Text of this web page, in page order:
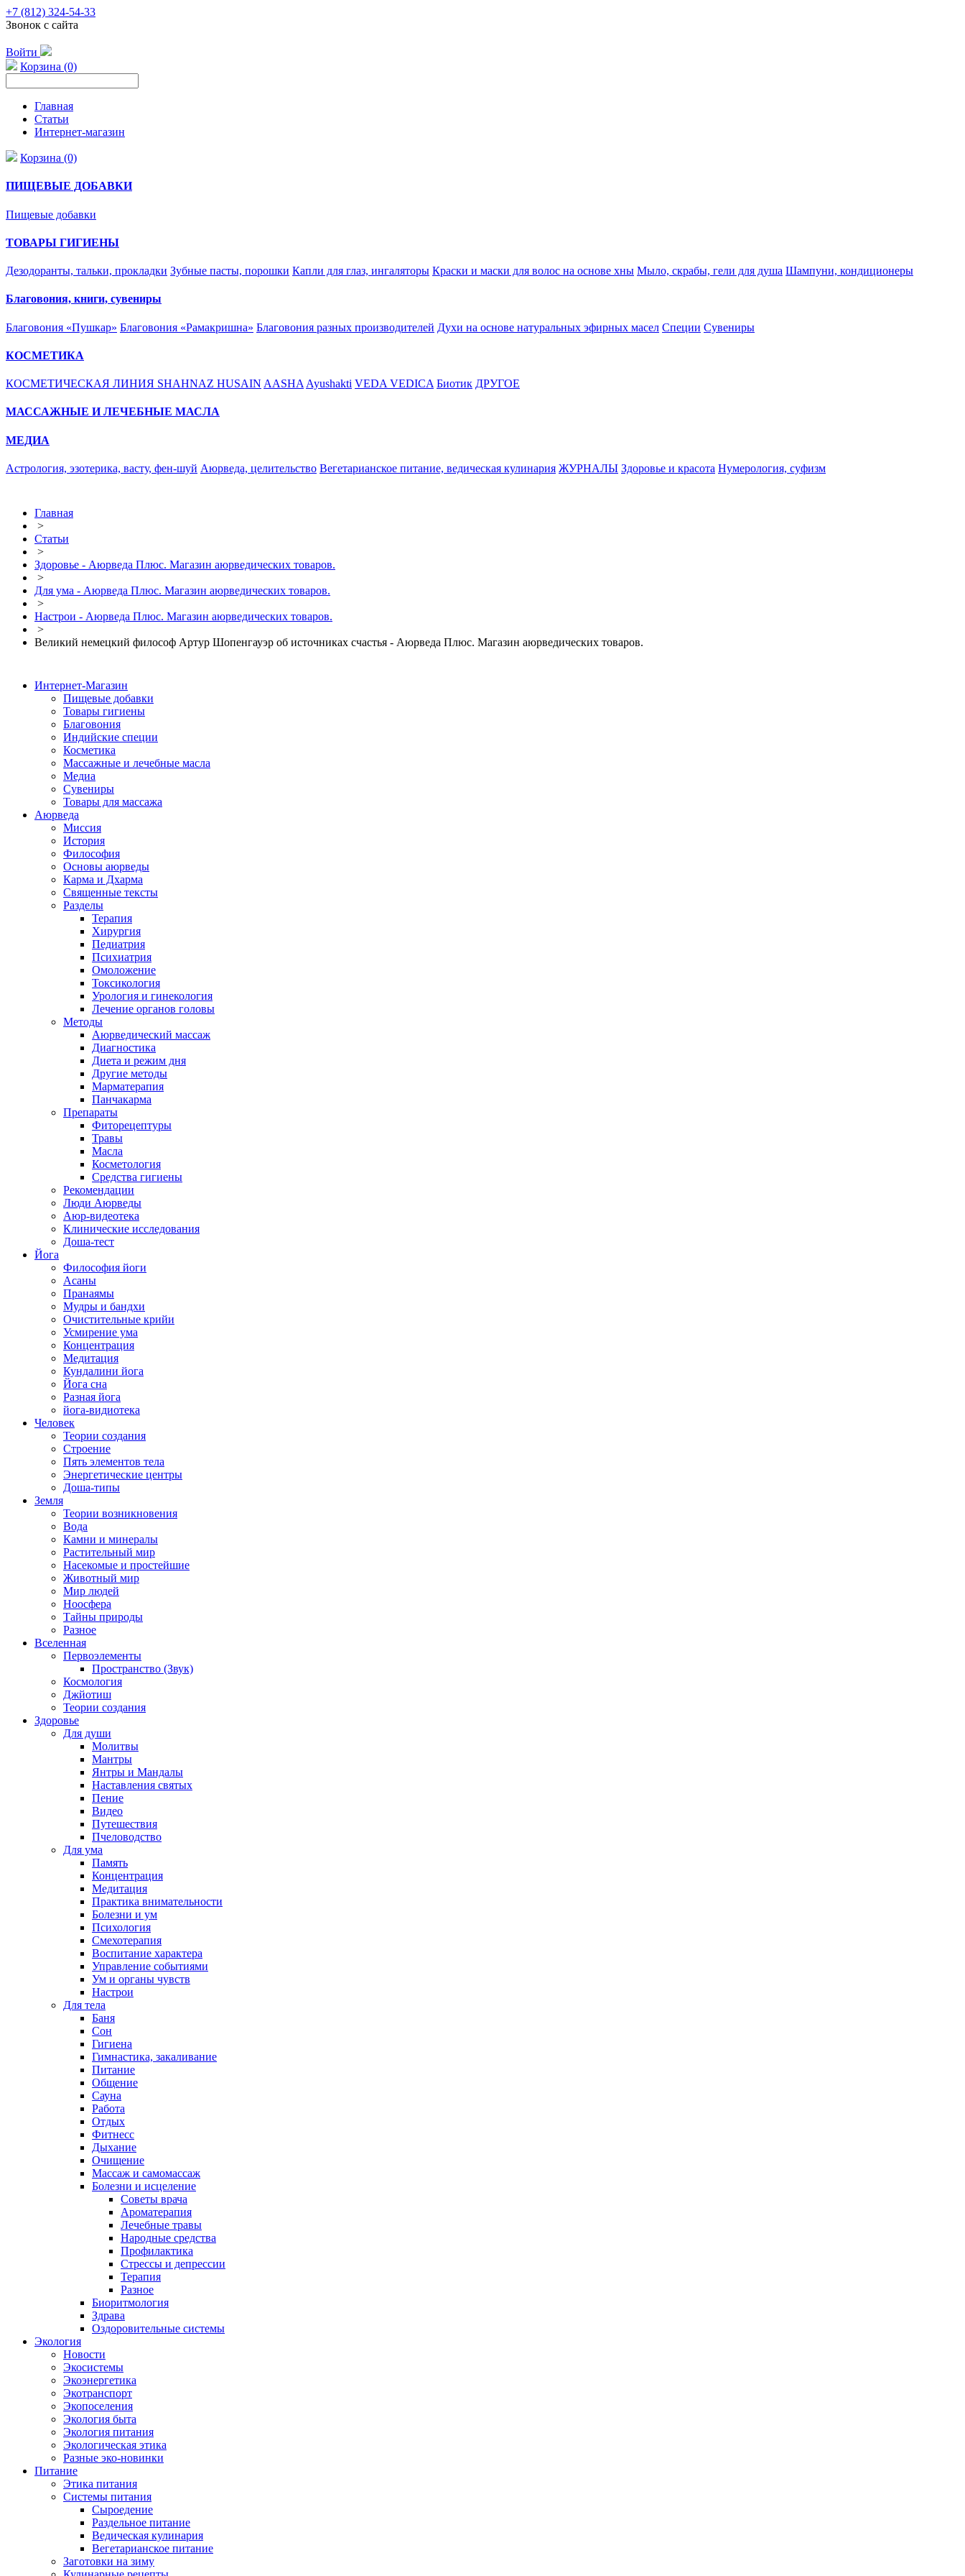
+7 (812) 324-54-33
Звонок с сайта
Войти
Корзина (0)
Главная
Статьи
Интернет-магазин
Корзина (0)
ПИЩЕВЫЕ ДОБАВКИ
Пищевые добавки
ТОВАРЫ ГИГИЕНЫ
Дезодоранты, тальки, прокладки Зубные пасты, порошки Капли для глаз, ингаляторы Краски и маски для волос на основе хны Мыло, скрабы, гели для душа Шампуни, кондиционеры
Благовония, книги, сувениры
Благовония «Пушкар» Благовония «Рамакришна» Благовония разных производителей Духи на основе натуральных эфирных масел Специи Сувениры
КОСМЕТИКА
КОСМЕТИЧЕСКАЯ ЛИНИЯ SHAHNAZ HUSAIN AASHA Ayushakti VEDA VEDICA Биотик ДРУГОЕ
МАССАЖНЫЕ И ЛЕЧЕБНЫЕ МАСЛА
МЕДИА
Астрология, эзотерика, васту, фен-шуй Аюрведа, целительство Вегетарианское питание, ведическая кулинария ЖУРНАЛЫ Здоровье и красота Нумерология, суфизм
Главная
>
Статьи
>
Здоровье - Аюрведа Плюс. Магазин аюрведических товаров.
>
Для ума - Аюрведа Плюс. Магазин аюрведических товаров.
>
Настрои - Аюрведа Плюс. Магазин аюрведических товаров.
>
Великий немецкий философ Артур Шопенгауэр об источниках счастья - Аюрведа Плюс. Магазин аюрведических товаров.
Интернет-Магазин
Пищевые добавки
Товары гигиены
Благовония
Индийские специи
Косметика
Массажные и лечебные масла
Медиа
Сувениры
Товары для массажа
Аюрведа
Миссия
История
Философия
Основы аюрведы
Карма и Дхарма
Священные тексты
Разделы
Терапия
Хирургия
Педиатрия
Психиатрия
Омоложение
Токсикология
Урология и гинекология
Лечение органов головы
Методы
Аюрведический массаж
Диагностика
Диета и режим дня
Другие методы
Марматерапия
Панчакарма
Препараты
Фиторецептуры
Травы
Масла
Косметология
Средства гигиены
Рекомендации
Люди Аюрведы
Аюр-видеотека
Клинические исследования
Доша-тест
Йога
Философия йоги
Асаны
Пранаямы
Мудры и бандхи
Очистительные крийи
Усмирение ума
Концентрация
Медитация
Кундалини йога
Йога сна
Разная йога
йога-видиотека
Человек
Теории создания
Строение
Пять элементов тела
Энергетические центры
Доша-типы
Земля
Теории возникновения
Вода
Камни и минералы
Растительный мир
Насекомые и простейшие
Животный мир
Мир людей
Ноосфера
Тайны природы
Разное
Вселенная
Первоэлементы
Пространство (Звук)
Космология
Джйотиш
Теории создания
Здоровье
Для души
Молитвы
Мантры
Янтры и Мандалы
Наставления святых
Пение
Видео
Путешествия
Пчеловодство
Для ума
Память
Концентрация
Медитация
Практика внимательности
Болезни и ум
Психология
Смехотерапия
Воспитание характера
Управление событиями
Ум и органы чувств
Настрои
Для тела
Баня
Сон
Гигиена
Гимнастика, закаливание
Питание
Общение
Сауна
Работа
Отдых
Фитнесс
Дыхание
Очищение
Массаж и самомассаж
Болезни и исцеление
Советы врача
Ароматерапия
Лечебные травы
Народные средства
Профилактика
Стрессы и депрессии
Терапия
Разное
Биоритмология
Здрава
Оздоровительные системы
Экология
Новости
Экосистемы
Экоэнергетика
Экотранспорт
Экопоселения
Экология быта
Экология питания
Экологическая этика
Разные эко-новинки
Питание
Этика питания
Системы питания
Сыроедение
Раздельное питание
Ведическая кулинария
Вегетарианское питание
Заготовки на зиму